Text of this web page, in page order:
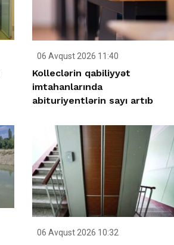
06 Avqust 2026 11:40
Kolleclərin qabiliyyət
imtahanlarında
abituriyentlərin sayı artıb
06 Avqust 2026 10:32